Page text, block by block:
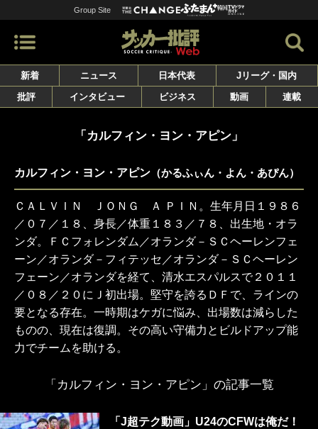
Group Site
新着 ニュース 日本代表
Jリーグ・国内
批評
インタビュー ビジネス 動画 連載
「カルフィン・ヨン・アピン」
カルフィン・ヨン・アピン （かるふぃん・よん・あぴん）
ＣＡＬＶＩＮ ＪＯＮＧ Ａ ＰＩＮ。生年月日１９８６
／０７／１８、身長／体重１８３／７８、出生地・オラ
ンダ。ＦＣフォレンダム／オランダ－ＳＣヘーレンフェ
ーン／オランダ－フィテッセ／オランダ－ＳＣヘーレン
フェーン／オランダを経て、清水エスパルスで２０１１
／０８／２０にＪ初出場。堅守を誇るＤＦで、ラインの
要となる存在。一時期はケガに悩み、出場数は減らした
ものの、現在は復調。その高い守備力とビルドアップ能
力でチームを助ける。
「カルフィン・ヨン・アピン」の記事一覧
「J超テク動画」U24のCFWは俺だ！